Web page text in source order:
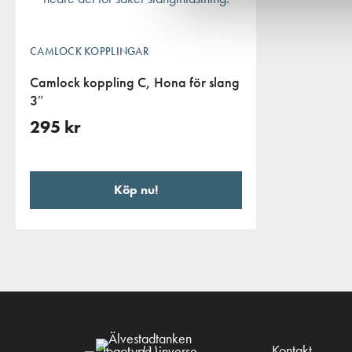
CAMLOCK KOPPLINGAR
Camlock koppling C, Hona för slang
3″
295 kr
Köp nu!